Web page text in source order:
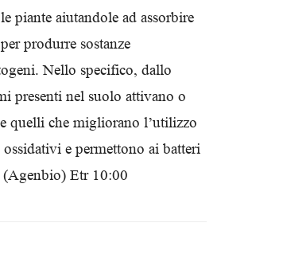
piante aiutandole ad assorbire
produrre sostanze
Nello specifico, dallo
presenti nel suolo attivano o
quelli che migliorano l’utilizzo
e permettono ai batteri
(Agenbio) Etr 10:00